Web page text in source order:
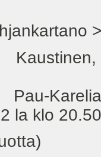
-
klo 20.50